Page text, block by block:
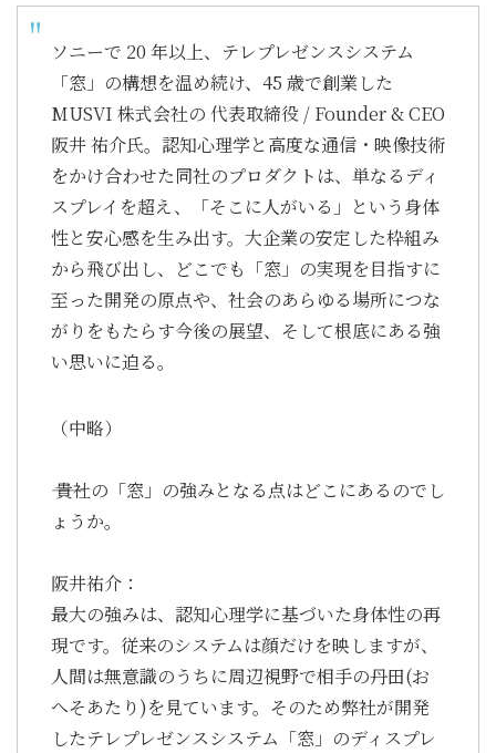
ソニーで 20 年以上、テレプレゼンスシステム
「窓」の構想を温め続け、45 歳で創業した
MUSVI 株式会社の 代表取締役 / Founder & CEO
阪井 祐介氏。認知心理学と高度な通信・映像技術
をかけ合わせた同社のプロダクトは、単なるディ
スプレイを超え、「そこに人がいる」という身体
性と安心感を生み出す。大企業の安定した枠組み
から飛び出し、どこでも「窓」の実現を目指すに
至った開発の原点や、社会のあらゆる場所につな
がりをもたらす今後の展望、そして根底にある強
い思いに迫る。
（中略）
―― 貴社の「窓」の強みとなる点はどこにあるのでし
ょうか。
阪井祐介：
最大の強みは、認知心理学に基づいた身体性の再
現です。従来のシステムは顔だけを映しますが、
人間は無意識のうちに周辺視野で相手の丹田(お
へそあたり)を見ています。そのため弊社が開発
したテレプレゼンスシステム「窓」のディスプレ